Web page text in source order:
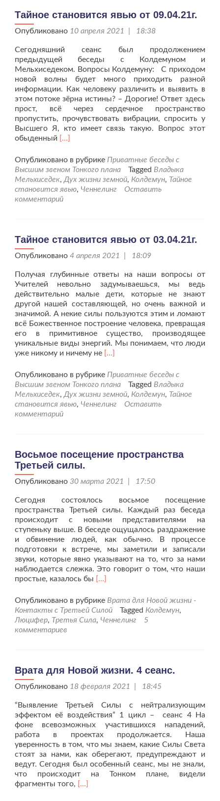
Тайное становится явью от 09.04.21г.
Опубликовано 10 апреля 2021 | 18:38
Сегодняшний сеанс был продолжением
предыдущей беседы с Колдемуном и
Мельхиседеком. Вопросы Колдемуну: С приходом
новой волны будет много приходить разной
информации. Как человеку различить и выявить в
этом потоке зёрна истины? – Дорогие! Ответ здесь
прост, всё через сердечное пространство
пропустить, прочувствовать вибрации, спросить у
Высшего Я, кто имеет связь такую. Вопрос этот
обыденный Читать
проТайное
становится
явью
от
09.04.21г.
[…]
Опубликовано в рубрике Приватные беседы с
Высшим звеном Тонкого плана
Tagged Владыка
Мельхиседек, Дух жизни земной, Колдемун, Тайное
становится явью, Ченнелинг
Оставить
комментарий
Тайное становится явью от 03.04.21г.
Опубликовано 4 апреля 2021 | 18:09
Получая глубинные ответы на наши вопросы от
Учителей невольно задумываешься, мы ведь
действительно малые дети, которые не знают
другой нашей составляющей, но очень важной и
значимой. А некие силы пользуются этим и ломают
всё Божественное построение человека, превращая
его в примитивное существо, производящее
уникальные виды энергий. Мы понимаем, что люди
уже никому и ничему не Читать
проТайное
становится
явью
от
[…]
Опубликовано в рубрике Приватные беседы с
Высшим звеном Тонкого плана
Tagged Владыка
Мельхиседек, Дух жизни земной, Колдемун, Тайное
становится явью, Ченнелинг
Оставить
комментарий
Восьмое посещение пространства
Третьей силы.
Опубликовано 30 марта 2021 | 17:50
Сегодня состоялось восьмое посещение
пространства Третьей силы. Каждый раз беседа
происходит с новыми представителями на
ступеньку выше. В беседе ощущалось раздражение
и обвинение людей, как обычно. В процессе
подготовки к встрече, мы заметили и записали
звуки, которые явно указывают на то, что за нами
наблюдается слежка. Это говорит о том, что наши
простые, казалось бы Читать
проВосьмое
посещение
пространства
[…]
Опубликовано в рубрике Врата для Новой жизни -
Контакты с Третьей Силой
Tagged Колдемун,
Люцифер, Третья Сила, Ченнелинг
5
комментариев
Врата для Новой жизни. 4 сеанс.
Опубликовано 18 февраля 2021 | 18:45
“Выявление Третьей Силы с нейтрализующим
эффектом её воздействия” 1 цикл – сеанс 4 На
фоне всевозможных участившихся нападений,
работа в проектах продолжается. Наша
уверенность в том, что мы знаем, какие Силы Света
стоят за нами, как оберегают, предупреждают и
ведут. Сегодня был особенный сеанс, мы не знали,
что происходит на Тонком плане, видели
фрагменты того, Читать
[…]